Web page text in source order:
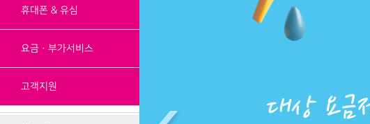
휴대폰 & 유심
요금·부가서비스
고객지원